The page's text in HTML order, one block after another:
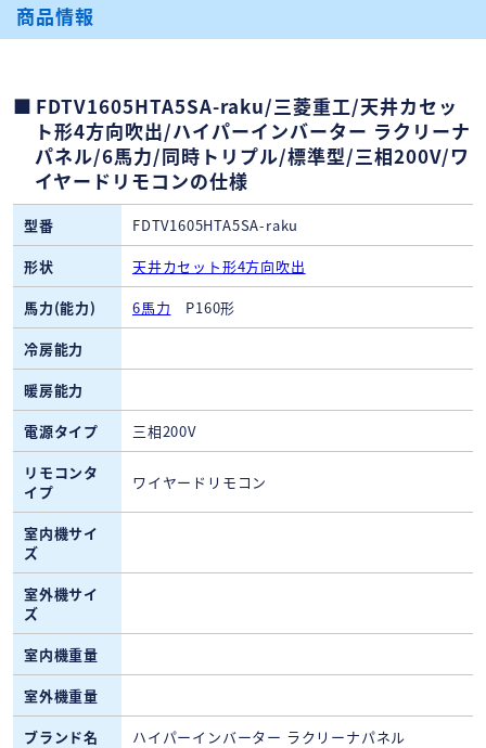
商品情報
FDTV1605HTA5SA-raku/三菱重工/天井カセッ
ト形4方向吹出/ハイパーインバーター ラクリーナ
パネル/6馬力/同時トリプル/標準型/三相200V/ワ
イヤードリモコンの仕様
型番
FDTV1605HTA5SA-raku
形状
天井カセット形4方向吹出
馬力(能力)
6馬力 P160形
冷房能力
暖房能力
電源タイプ
三相200V
リモコンタ
イプ
ワイヤードリモコン
室内機サイ
ズ
室外機サイ
ズ
室内機重量
室外機重量
ブランド名
ハイパーインバーター ラクリーナパネル